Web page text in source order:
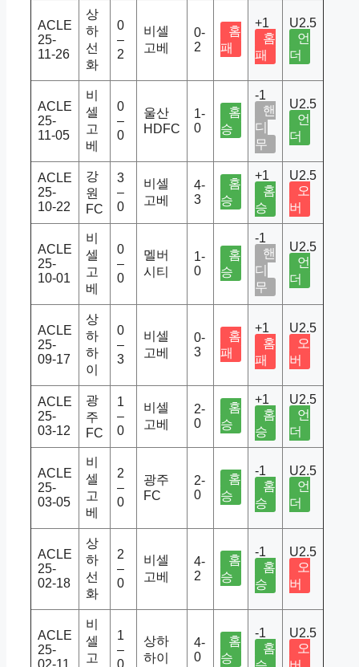
ACLE
25-
11-26
상
하
선
화
0
–
2
비셀
고베
0-
2
홈
패
+1
홈
패
U2.5
언
더
ACLE
25-
11-05
비
셀
고
베
0
–
0
울산
HDFC
1-
0
홈
승
-1
핸
디
무
U2.5
언
더
ACLE
25-
10-22
강
원
FC
3
–
0
비셀
고베
4-
3
홈
승
+1
홈
승
U2.5
오
버
ACLE
25-
10-01
비
셀
고
베
0
–
0
멜버
시티
1-
0
홈
승
-1
핸
디
무
U2.5
언
더
ACLE
25-
09-17
상
하
하
이
0
–
3
비셀
고베
0-
3
홈
패
+1
홈
패
U2.5
오
버
ACLE
25-
03-12
광
주
FC
1
–
0
비셀
고베
2-
0
홈
승
+1
홈
승
U2.5
언
더
ACLE
25-
03-05
비
셀
고
베
2
–
0
광주
FC
2-
0
홈
승
-1
홈
승
U2.5
언
더
ACLE
25-
02-18
상
하
선
화
2
–
0
비셀
고베
4-
2
홈
승
-1
홈
승
U2.5
오
버
ACLE
25-
02-11
비
셀
고
1
–
0
상하
하이
4-
0
홈
승
-1
홈
U2.5
오